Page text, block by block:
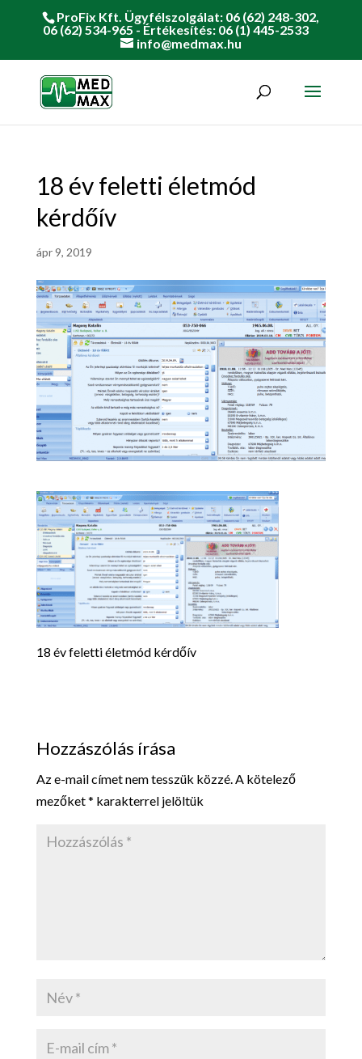
ProFix Kft. Ügyfélszolgálat: 06 (62) 248-302,
06 (62) 534-965 - Értékesítés: 06 (1) 445-2533
info@medmax.hu
18 év feletti életmód
kérdőív
ápr 9, 2019
18 év feletti életmód kérdőív
Hozzászólás írása
Az e-mail címet nem tesszük közzé.A kötelező
mezőket* karakterrel jelöltük